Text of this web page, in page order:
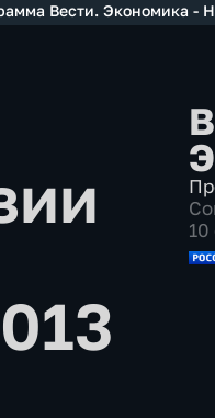
Вести. Экономика -
10